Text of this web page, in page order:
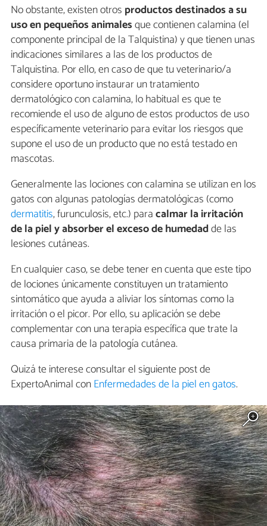
No obstante, existen otros productos destinados a su
uso en pequeños animalesque contienen calamina (el
componente principal de la Talquistina) y que tienen unas
indicaciones similares a las de los productos de
Talquistina. Por ello, en caso de que tu veterinario/a
considere oportuno instaurar un tratamiento
dermatológico con calamina, lo habitual es que te
recomiende el uso de alguno de estos productos de uso
específicamente veterinario para evitar los riesgos que
supone el uso de un producto que no está testado en
mascotas.
Generalmente las lociones con calamina se utilizan en los
gatos con algunas patologías dermatológicas (como
dermatitis, furunculosis, etc.) paracalmar la irritación
de la piel y absorber el exceso de humedadde las
lesiones cutáneas.
En cualquier caso, se debe tener en cuenta que este tipo
de lociones únicamente constituyen un tratamiento
sintomático que ayuda a aliviar los síntomas como la
irritación o el picor. Por ello, su aplicación se debe
complementar con una terapia específica que trate la
causa primaria de la patología cutánea.
Quizá te interese consultar el siguiente post de
ExpertoAnimal conEnfermedades de la piel en gatos.